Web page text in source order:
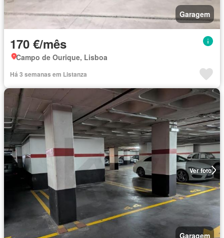
Garagem
170 €/mês
Campo de Ourique, Lisboa
Há 3 semanas em Listanza
Ver foto
Garagem